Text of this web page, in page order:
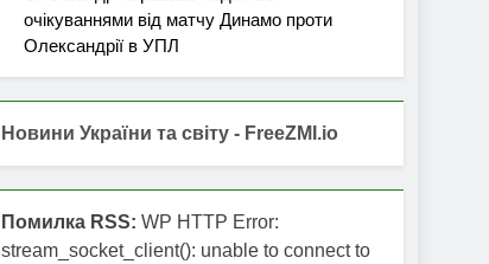
очікуваннями від матчу Динамо проти
Олександрії в УПЛ
Новини України та світу - FreeZMI.io
Помилка RSS: WP HTTP Error:
stream_socket_client(): unable to connect to